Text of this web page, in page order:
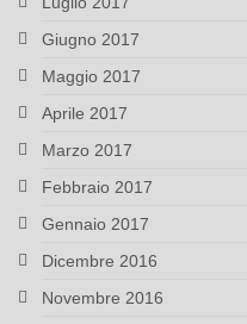
Giugno 2017
Maggio 2017
Aprile 2017
Marzo 2017
Febbraio 2017
Gennaio 2017
Dicembre 2016
Novembre 2016